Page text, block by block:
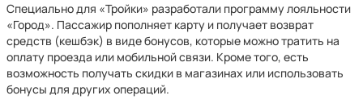
Специально для «Тройки» разработали программу лояльности
«Город». Пассажир пополняет карту и получает возврат
средств (кешбэк) в виде бонусов, которые можно тратить на
оплату проезда или мобильной связи. Кроме того, есть
возможность получать скидки в магазинах или использовать
бонусы для других операций.